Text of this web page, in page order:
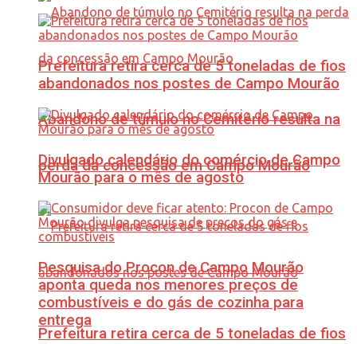
Abandono de túmulo no Cemitério resulta na
perda da concessão em Campo Mourão
Prefeitura retira cerca de 5 toneladas de fios
Prefeitura retira cerca de 5 toneladas de fios
abandonados nos postes de Campo Mourão
Divulgado calendário do comércio de Campo
Mourão para o mês de agosto
Pesquisa do Procon de Campo Mourão
aponta queda nos menores preços de
combustíveis e do gás de cozinha para
entrega